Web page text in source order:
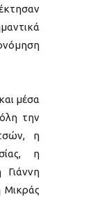
μέσα
την
η
η
Μικράς